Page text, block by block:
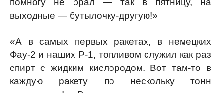
помногу не брал — так в пятницу, на
выходные — бутылочку-другую!»
«А в самых первых ракетах, в немецких
Фау-2 и наших Р-1, топливом служил как раз
спирт с жидким кислородом. Вот там-то в
каждую ракету по нескольку тонн